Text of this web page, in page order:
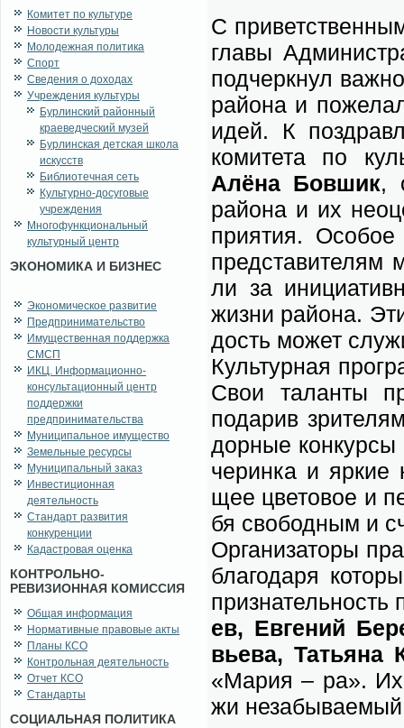
Комитет по культуре
Новости культуры
Молодежная политика
Спорт
Сведения о доходах
Учреждения культуры
Бурлинский районный
краеведческий музей
Бурлинская детская школа
искусств
Библиотечная сеть
Культурно-досуговые
учреждения
Многофункциональный
культурный центр
ЭКОНОМИКА И БИЗНЕС
Экономическое развитие
Предпринимательство
Имущественная поддержка
СМСП
ИКЦ. Информационно-
консультационный центр
поддержки
предпринимательства
Муниципальное имущество
Земельные ресурсы
Муниципальный заказ
Инвестиционная
деятельность
Стандарт развития
конкуренции
Кадастровая оценка
КОНТРОЛЬНО-
РЕВИЗИОННАЯ КОМИССИЯ
Общая информация
Нормативные правовые акты
Планы КСО
Контрольная деятельность
Отчет КСО
Стандарты
СОЦИАЛЬНАЯ ПОЛИТИКА
С
гла­вы
под­черк­нул
рай­о­на и
идей. К
ко­ми­те­та по
Алё­на Бо­в­шик,
рай­о­на и их
при­я­тия.
пред­ста­ви­те­лям
ли за
жиз­ни рай­о­на.
дость мо­жет
Куль­тур­ная
Свои та­лан­ты
по­да­рив
дор­ные
че­рин­ка и яр­кие
щее цве­то­вое и
бя сво­бод­ным и
Ор­га­ни­за­то­ры
бла­го­да­ря
при­зна­тель­ность
ев, Ев­ге­ний
вье­ва, Та­тья­на
«Ма­рия – ра».
жи не­за­бы­ва­е­мый